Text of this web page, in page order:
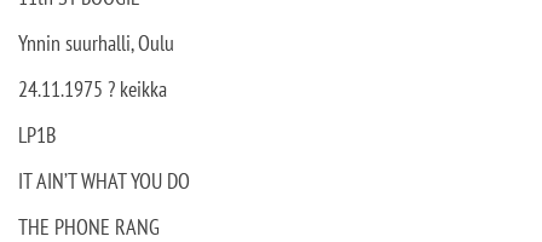
Ynnin suurhalli, Oulu
24.11.1975 ? keikka
LP1B
IT AIN’T WHAT YOU DO
THE PHONE RANG